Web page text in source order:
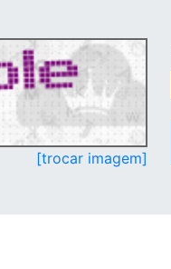
[trocar imagem]